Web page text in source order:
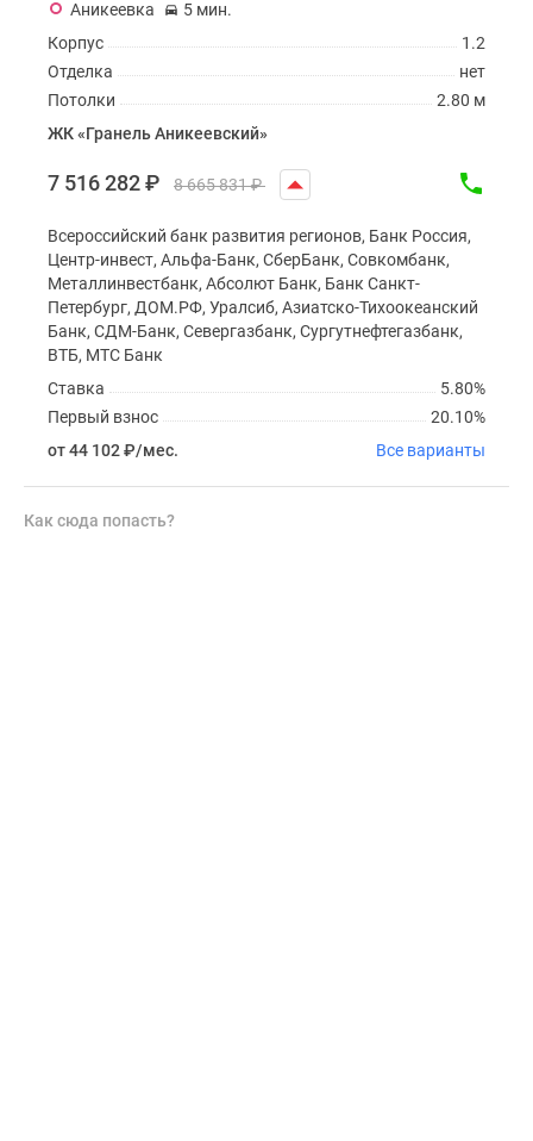
Аникеевка
5 мин.
1.2
Корпус
нет
Отделка
2.80 м
Потолки
ЖК «Гранель Аникеевский»
7 516 282₽ 8 665 831₽
Всероссийский банк развития регионов, Банк Россия,
Центр-инвест, Альфа-Банк, СберБанк, Совкомбанк,
Металлинвестбанк, Абсолют Банк, Банк Санкт-
Петербург, ДОМ.РФ, Уралсиб, Азиатско-Тихоокеанский
Банк, СДМ-Банк, Севергазбанк, Сургутнефтегазбанк,
ВТБ, МТС Банк
5.80%
Ставка
20.10%
Первый взнос
от 44 102₽/мес. Все варианты
Как сюда попасть?